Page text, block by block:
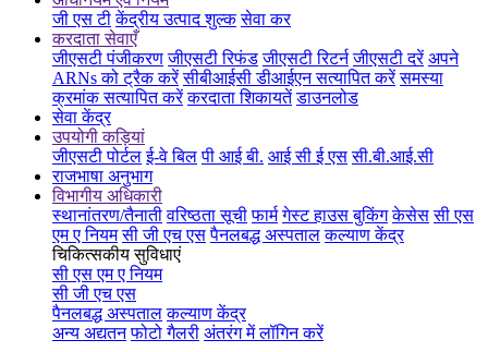
जी एस टी केंद्रीय उत्पाद शुल्क सेवा कर
करदाता सेवाएँ
जीएसटी पंजीकरण जीएसटी रिफंड जीएसटी रिटर्न जीएसटी दरें अपने
ARNs को ट्रैक करें सीबीआईसी डीआईएन सत्यापित करें समस्या
क्रमांक सत्यापित करें करदाता शिकायतें डाउनलोड
सेवा केंद्र
उपयोगी कड़ियां
जीएसटी पोर्टल ई-वे बिल पी आई बी. आई सी ई एस सी.बी.आई.सी
राजभाषा अनुभाग
विभागीय अधिकारी
स्थानांतरण/तैनाती वरिष्ठता सूची फार्म गेस्ट हाउस बुकिंग केसेस सी एस
एम ए नियम सी जी एच एस पैनलबद्ध अस्पताल कल्याण केंद्र
चिकित्सकीय सुविधाएं
सी एस एम ए नियम
सी जी एच एस
पैनलबद्ध अस्पताल कल्याण केंद्र
अन्य अद्यतन फोटो गैलरी अंतरंग में लॉगिन करें